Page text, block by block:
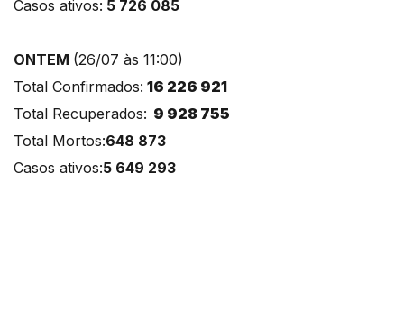
Casos ativos: 5 726 085
ONTEM (26/07 às 11:00)
Total Confirmados: 16 226 921
Total Recuperados: 9 928 755
Total Mortos:648 873
Casos ativos:5 649 293